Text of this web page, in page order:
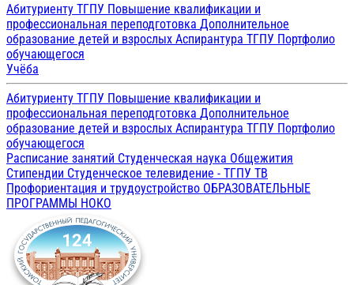
Абитуриенту ТГПУ Повышение квалификации и
профессиональная переподготовка Дополнительное
образование детей и взрослых Аспирантура ТГПУ Портфолио
обучающегося
Учёба
Абитуриенту ТГПУ Повышение квалификации и
профессиональная переподготовка Дополнительное
образование детей и взрослых Аспирантура ТГПУ Портфолио
обучающегося
Расписание занятий Студенческая наука Общежития
Стипендии Студенческое телевидение - ТГПУ ТВ
Профориентация и трудоустройство ОБРАЗОВАТЕЛЬНЫЕ
ПРОГРАММЫ НОКО